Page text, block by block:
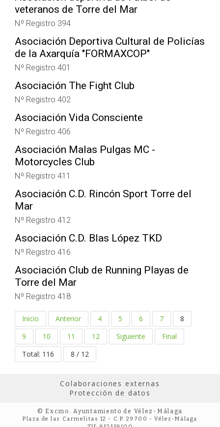
veteranos de Torre del Mar
Nº Registro 394
Asociación Deportiva Cultural de Policías
de la Axarquía "FORMAXCOP"
Nº Registro 401
Asociación The Fight Club
Nº Registro 402
Asociación Vida Consciente
Nº Registro 406
Asociación Malas Pulgas MC -
Motorcycles Club
Nº Registro 411
Asociación C.D. Rincón Sport Torre del
Mar
Nº Registro 412
Asociación C.D. Blas López TKD
Nº Registro 416
Asociación Club de Running Playas de
Torre del Mar
Nº Registro 418
Inicio Anterior 4 5 6 7
8
9
10 11 12 Siguiente
Final
Total: 116
8 / 12
Colaboraciones externas
Protección de datos
© Excmo. Ayuntamiento de Vélez-Málaga
Plaza de las Carmelitas 12 - C.P. 29700 - Vélez-Málaga